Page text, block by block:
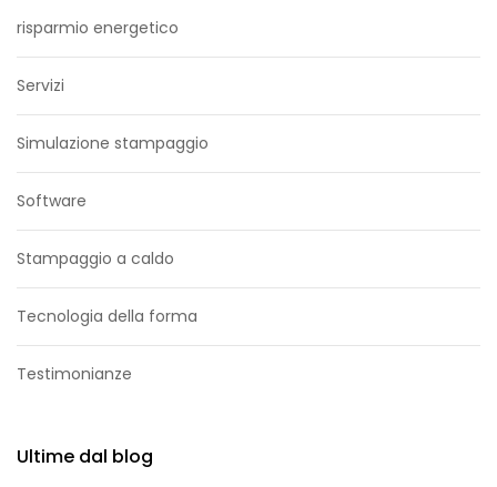
risparmio energetico
Servizi
Simulazione stampaggio
Software
Stampaggio a caldo
Tecnologia della forma
Testimonianze
Ultime dal blog